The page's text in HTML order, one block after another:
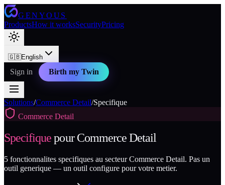
GENYOUS
ProductsHow it worksSecurityPricing
🇬🇧English
Sign in Birth my Twin
Solutions/Commerce Detail/Specifique
Commerce Detail
SpecifiquepourCommerce Detail
5 fonctionnalites specifiques au secteurCommerce Detail. Pas un
outil generique — un outil configure pour votre metier.